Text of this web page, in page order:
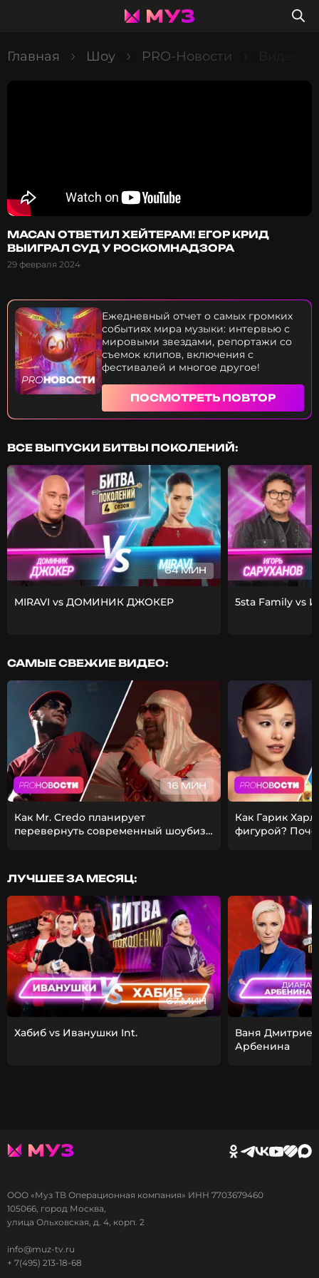
Главная Шоу PRO-Новости
MACAN ОТВЕТИЛ ХЕЙТЕРАМ! ЕГОР КРИД
ВЫИГРАЛ СУД У РОСКОМНАДЗОРА
29 февраля 2024
Ежедневный отчет о самых громких
событиях мира музыки: интервью с
мировыми звездами, репортажи со
съемок клипов, включения с
фестивалей и многое другое!
ПОСМОТРЕТЬ ПОВТОР
ВСЕ ВЫПУСКИ БИТВЫ ПОКОЛЕНИЙ:
64 МИН
MIRAVI vs ДОМИНИК ДЖОКЕР 5sta Family vs
САМЫЕ СВЕЖИЕ ВИДЕО:
16 МИН
Как Mr. Credo планирует
перевернуть современный шоубиз?
Как Гарик
фигурой?
ЛУЧШЕЕ ЗА МЕСЯЦ:
67 МИН
Хабиб vs Иванушки Int.
Ваня
Арбенина
ООО «Муз ТВ Операционная компания» ИНН 7703679460
105066, город Москва,
улица Ольховская, д. 4, корп. 2
info@muz-tv.ru
+ 7(495) 213-18-68